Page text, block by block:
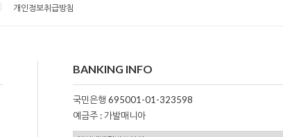
개인정보취급방침
BANKING INFO
국민은행 695001-01-323598
예금주 : 가발매니아